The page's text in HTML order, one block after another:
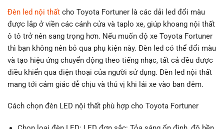
Đèn led nội thất cho Toyota Fortuner là các dải led đổi màu
được lắp ở viền các cánh cửa và taplo xe, giúp khoang nội thất
ô tô trở nên sang trọng hơn. Nếu muốn độ xe Toyota Fortuner
thì bạn không nên bỏ qua phụ kiện này. Đèn led có thể đổi màu
và tạo hiệu ứng chuyển động theo tiếng nhạc, tất cả đều được
điều khiển qua điện thoại của người sử dụng. Đèn led nội thất
mang tới cảm giác dễ chịu và thú vị khi lái xe vào ban đêm.
Cách chọn đèn LED nội thất phù hợp cho Toyota Fortuner